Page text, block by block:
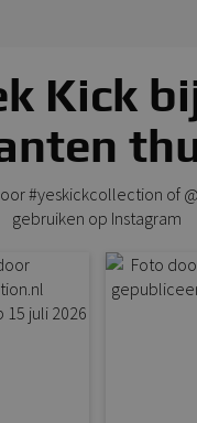
Kick
#yeskickcollection of
gebruiken op Instagram